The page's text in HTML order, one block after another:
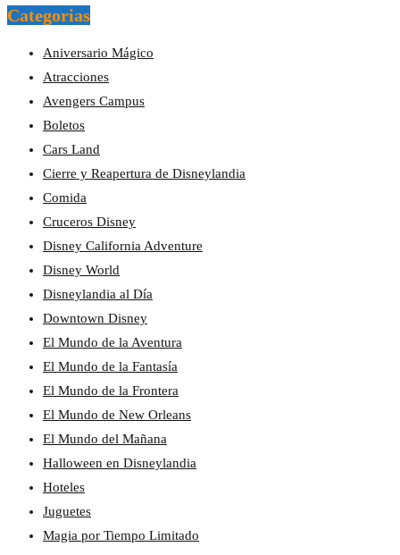
Categorias
Aniversario Mágico
Atracciones
Avengers Campus
Boletos
Cars Land
Cierre y Reapertura de Disneylandia
Comida
Cruceros Disney
Disney California Adventure
Disney World
Disneylandia al Día
Downtown Disney
El Mundo de la Aventura
El Mundo de la Fantasía
El Mundo de la Frontera
El Mundo de New Orleans
El Mundo del Mañana
Halloween en Disneylandia
Hoteles
Juguetes
Magia por Tiempo Limitado